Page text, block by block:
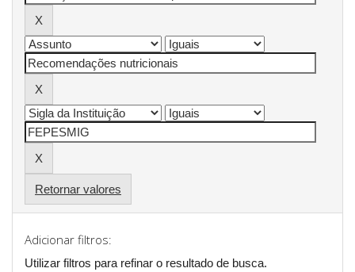
Retornar valores
Adicionar filtros:
Utilizar filtros para refinar o resultado de busca.